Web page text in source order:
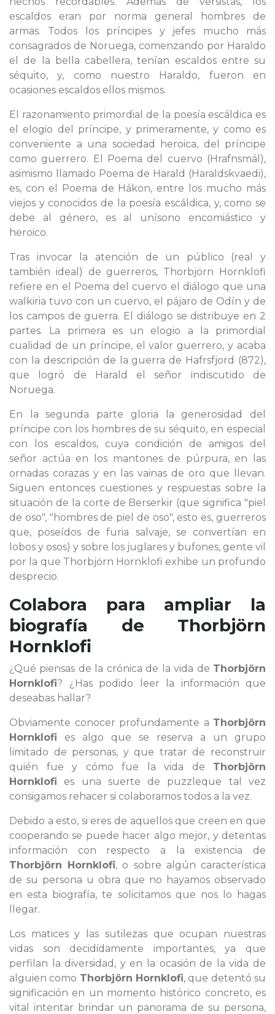
escaldos eran por norma general hombres de
armas. Todos los príncipes y jefes mucho más
consagrados de Noruega, comenzando por Haraldo
el de la bella cabellera, tenían escaldos entre su
séquito, y, como nuestro Haraldo, fueron en
ocasiones escaldos ellos mismos.
El razonamiento primordial de la poesía escáldica es
el elogio del príncipe, y primeramente, y como es
conveniente a una sociedad heroica, del príncipe
como guerrero. El Poema del cuervo (Hrafnsmál),
asimismo llamado Poema de Harald (Haraldskvaedi),
es, con el Poema de Hákon, entre los mucho más
viejos y conocidos de la poesía escáldica, y, como se
debe al género, es al unísono encomiástico y
heroico.
Tras invocar la atención de un público (real y
también ideal) de guerreros, Thorbjörn Hornklofi
refiere en el Poema del cuervo el diálogo que una
walkiria tuvo con un cuervo, el pájaro de Odín y de
los campos de guerra. El diálogo se distribuye en 2
partes. La primera es un elogio a la primordial
cualidad de un príncipe, el valor guerrero, y acaba
con la descripción de la guerra de Hafrsfjord (872),
que logró de Harald el señor indiscutido de
Noruega.
En la segunda parte gloria la generosidad del
príncipe con los hombres de su séquito, en especial
con los escaldos, cuya condición de amigos del
señor actúa en los mantones de púrpura, en las
ornadas corazas y en las vainas de oro que llevan.
Siguen entonces cuestiones y respuestas sobre la
situación de la corte de Berserkir (que significa "piel
de oso", "hombres de piel de oso", esto es, guerreros
que, poseídos de furia salvaje, se convertían en
lobos y osos) y sobre los juglares y bufones, gente vil
por la que Thorbjörn Hornklofi exhibe un profundo
desprecio.
Colabora para ampliar la
biografía de Thorbjörn
Hornklofi
¿Qué piensas de la crónica de la vida de Thorbjörn
Hornklofi? ¿Has podido leer la información que
deseabas hallar?
Obviamente conocer profundamente a Thorbjörn
Hornklofi es algo que se reserva a un grupo
limitado de personas, y que tratar de reconstruir
quién fue y cómo fue la vida de Thorbjörn
Hornklofi es una suerte de puzzleque tal vez
consigamos rehacer si colaboramos todos a la vez.
Debido a esto, si eres de aquellos que creen en que
cooperando se puede hacer algo mejor, y detentas
información con respecto a la existencia de
Thorbjörn Hornklofi, o sobre algún característica
de su persona u obra que no hayamos observado
en esta biografía, te solicitamos que nos lo hagas
llegar.
Los matices y las sutilezas que ocupan nuestras
vidas son decididamente importantes, ya que
perfilan la diversidad, y en la ocasión de la vida de
alguien como Thorbjörn Hornklofi, que detentó su
significación en un momento histórico concreto, es
vital intentar brindar un panorama de su persona,